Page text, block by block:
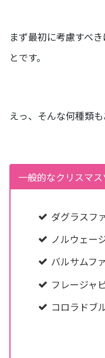
まず最初に考慮すべ
とです。
えっ、そんな何種類
一般的なクリスマ
ダグラスフ
ノルウェー
バルサムフ
フレージャ
コロラドブ